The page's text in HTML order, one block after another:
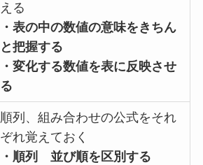
える
・表の中の数値の意味をきちん
と把握する
・変化する数値を表に反映させ
る
順列、組み合わせの公式をそれ
ぞれ覚えておく
・順列
並び順を区別する